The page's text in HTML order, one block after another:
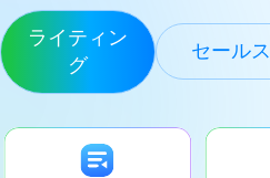
ライティン
グ
セールス